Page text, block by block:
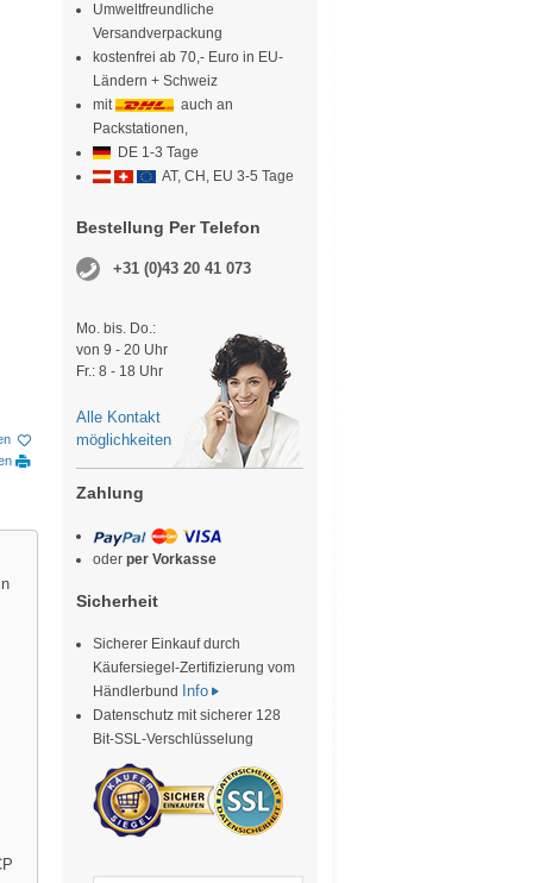
Umweltfreundliche
Versandverpackung
kostenfrei ab 70,- Euro in EU-
Ländern + Schweiz
mit
auch an
Packstationen,
DE 1-3 Tage
AT, CH, EU 3-5 Tage
Bestellung Per Telefon
+31 (0)43 20 41 073
Mo. bis. Do.:
von 9 - 20 Uhr
Fr.: 8 - 18 Uhr
Alle Kontakt
möglichkeiten
Zahlung
oder per Vorkasse
Sicherheit
Sicherer Einkauf durch
Käufersiegel-Zertifizierung vom
Händlerbund
Info
Datenschutz mit sicherer 128
Bit-SSL-Verschlüsselung